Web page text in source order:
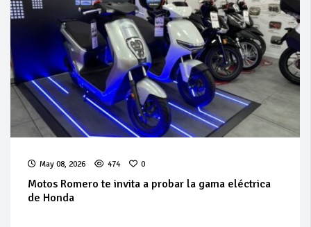
May 08, 2026 474 0
Motos Romero te invita a probar la gama eléctrica
de Honda